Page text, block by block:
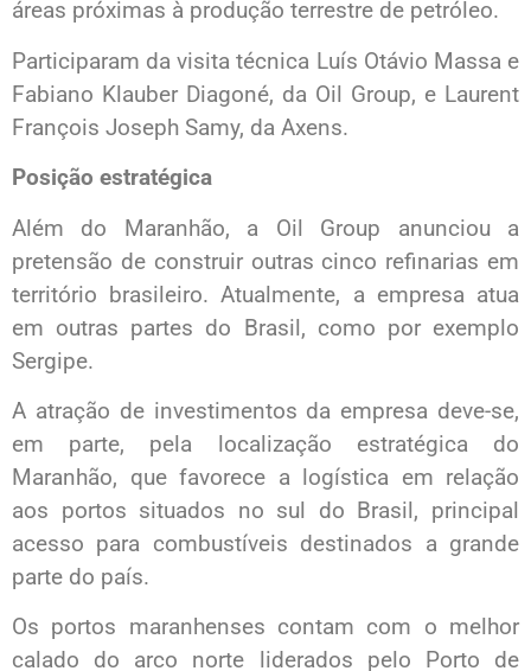
áreas próximas à produção terrestre de petróleo.
Participaram da visita técnica Luís Otávio Massa e
Fabiano Klauber Diagoné, da Oil Group, e Laurent
François Joseph Samy, da Axens.
Posição estratégica
Além do Maranhão, a Oil Group anunciou a
pretensão de construir outras cinco refinarias em
território brasileiro. Atualmente, a empresa atua
em outras partes do Brasil, como por exemplo
Sergipe.
A atração de investimentos da empresa deve-se,
em parte, pela localização estratégica do
Maranhão, que favorece a logística em relação
aos portos situados no sul do Brasil, principal
acesso para combustíveis destinados a grande
parte do país.
Os portos maranhenses contam com o melhor
calado do arco norte liderados pelo Porto de